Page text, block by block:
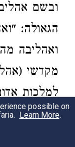
ובשם
הגאולה:
ואהליבה
מקדשי
למלכות
אהליבמה.
possible on
Learn More.